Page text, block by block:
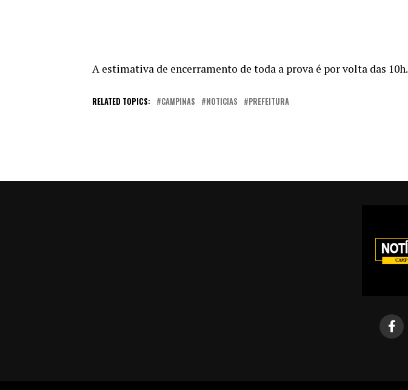
A estimativa de encerramento de toda a prova é por volta das 10h.
RELATED TOPICS: CAMPINAS NOTICIAS PREFEITURA